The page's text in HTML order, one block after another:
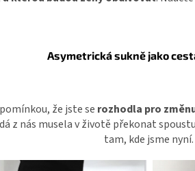
Asymetrická sukně jako
že jste se rozhodla pro
z nás musela v životě překonat
tam, kde jsme nyní.